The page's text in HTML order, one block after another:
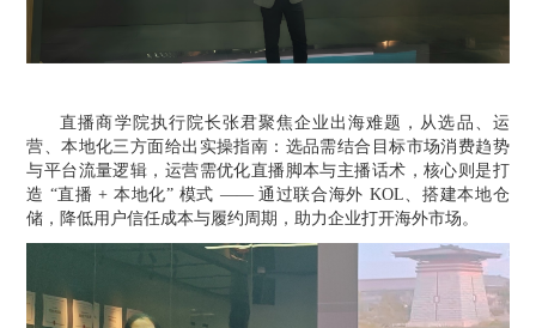
直播商学院执行院长张君聚焦企业出海难题，从选品、运
营、本地化三方面给出实操指南：选品需结合目标市场消费趋势
与平台流量逻辑，运营需优化直播脚本与主播话术，核心则是打
造 “直播 + 本地化” 模式 —— 通过联合海外 KOL、搭建本地仓
储，降低用户信任成本与履约周期，助力企业打开海外市场。